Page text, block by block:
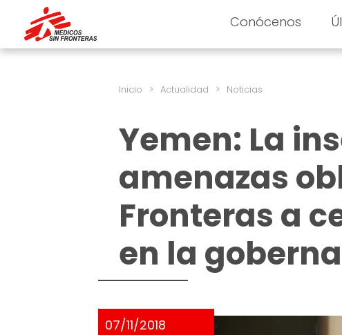
Conócenos
Inicio > Actualidad > Noticias
Yemen: La
amenazas
Fronteras a
en la
07/11/2018